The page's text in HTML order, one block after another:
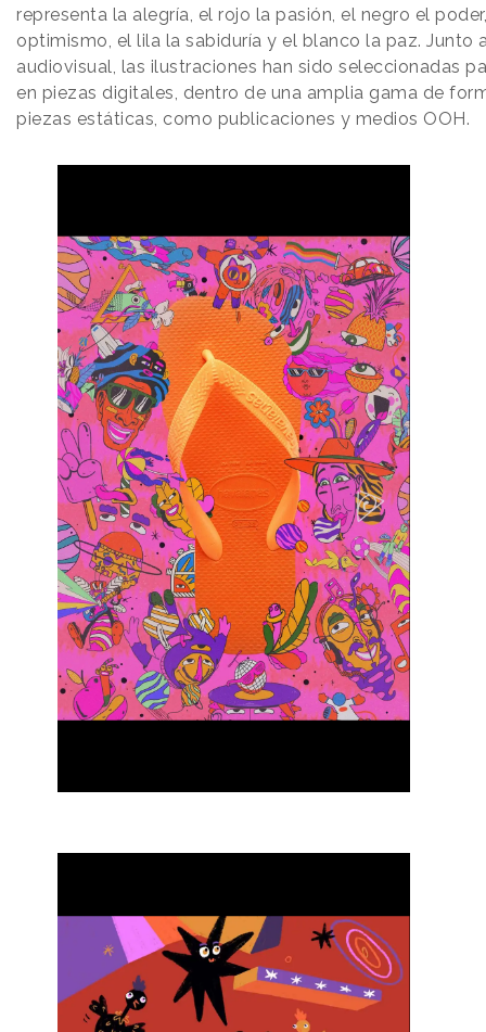
representa la alegría, el rojo la pasión, el negro el
optimismo, el lila la sabiduría y el blanco la paz. Junto
audiovisual, las ilustraciones han sido seleccionadas
en piezas digitales, dentro de una amplia gama de
piezas estáticas, como publicaciones y medios OOH.